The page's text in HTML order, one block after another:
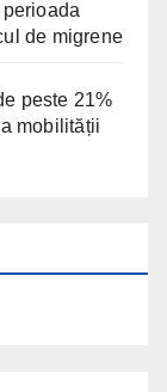
de migrene
peste 21%
mobilității